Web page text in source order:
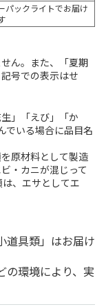
パックライトでお届け
ん。また、「夏期
号での表示はせ
」「えび」「か
でいる場合に品目名
原材料として製造
・カニが混じって
、エサとしてエ
道具類」はお届け
の環境により、実